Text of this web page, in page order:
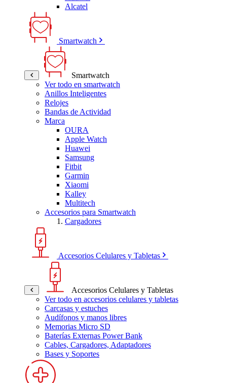
Alcatel
Smartwatch
Smartwatch
Ver todo en smartwatch
Anillos Inteligentes
Relojes
Bandas de Actividad
Marca
OURA
Apple Watch
Huawei
Samsung
Fitbit
Garmin
Xiaomi
Kalley
Multitech
Accesorios para Smartwatch
Cargadores
Accesorios Celulares y Tabletas
Accesorios Celulares y Tabletas
Ver todo en accesorios celulares y tabletas
Carcasas y estuches
Audífonos y manos libres
Memorias Micro SD
Baterías Externas Power Bank
Cables, Cargadores, Adaptadores
Bases y Soportes